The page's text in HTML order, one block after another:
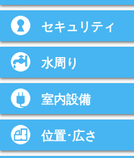
セキュリティ
水周り
室内設備
位置･広さ